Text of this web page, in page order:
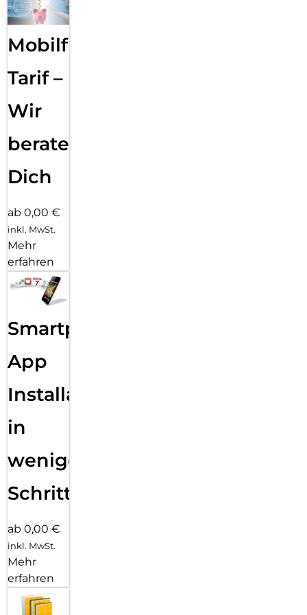
men­fassen, deine Texte Korrektur lesen oder in unterschied­
liche Versio­nen um­schreiben, bis der Ton perfekt passt.
einfach das, was dich in deinen Fotos stört. Apple
einem Finger­tipp löschen kannst. Für eine perfekte Auf­
nahme, ohne das eigent­liche Motiv zu ver­än­dern.
Mobilfunk
Tarif –
Wir
beraten
Dich
ab 0,00 €
inkl. MwSt.
Mehr
erfahren
Smartphone
App
Installation
in
wenigen
Schritten
ab 0,00 €
inkl. MwSt.
Mehr
erfahren